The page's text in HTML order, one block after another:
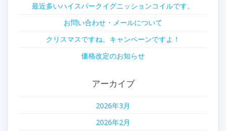
最近多いハイスパークイグニッションコイルです。
お問い合わせ・メールについて
クリスマスですね。キャンペーンですよ！
価格改定のお知らせ
アーカイブ
2026年3月
2026年2月